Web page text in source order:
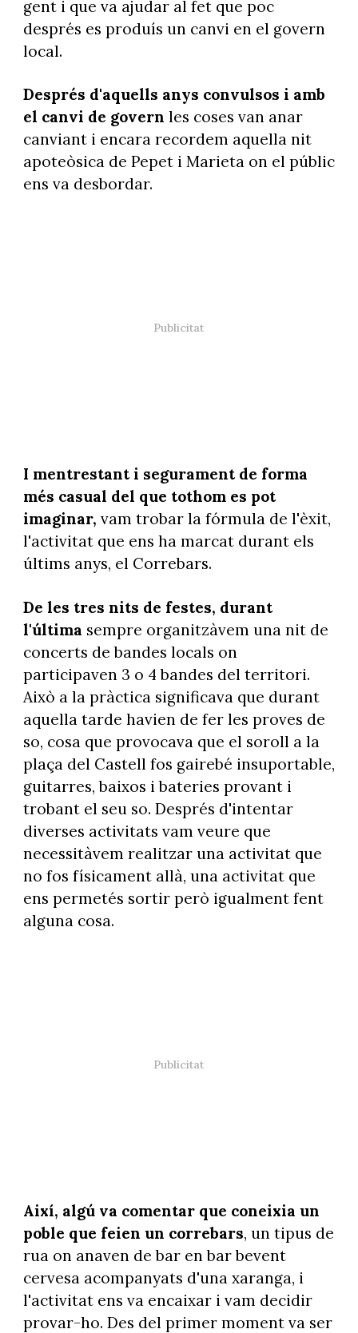
gent i que va ajudar al fet que poc
després es produís un canvi en el govern
local.
Després d'aquells anys convulsos i amb
el canvi de govern les coses van anar
canviant i encara recordem aquella nit
apoteòsica de Pepet i Marieta on el públic
ens va desbordar.
I mentrestant i segurament de forma
més casual del que tothom es pot
imaginar, vam trobar la fórmula de l'èxit,
l'activitat que ens ha marcat durant els
últims anys, el Correbars.
De les tres nits de festes, durant
l'última sempre organitzàvem una nit de
concerts de bandes locals on
participaven 3 o 4 bandes del territori.
Això a la pràctica significava que durant
aquella tarde havien de fer les proves de
so, cosa que provocava que el soroll a la
plaça del Castell fos gairebé insuportable,
guitarres, baixos i bateries provant i
trobant el seu so. Després d'intentar
diverses activitats vam veure que
necessitàvem realitzar una activitat que
no fos físicament allà, una activitat que
ens permetés sortir però igualment fent
alguna cosa.
Així, algú va comentar que coneixia un
poble que feien un correbars, un tipus de
rua on anaven de bar en bar bevent
cervesa acompanyats d'una xaranga, i
l'activitat ens va encaixar i vam decidir
provar-ho. Des del primer moment va ser